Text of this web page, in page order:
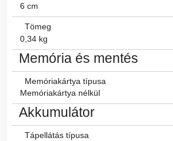
6 cm
Tömeg
0,34 kg
Memória és mentés
Memóriakártya típusa
Memóriakártya nélkül
Akkumulátor
Tápellátás típusa